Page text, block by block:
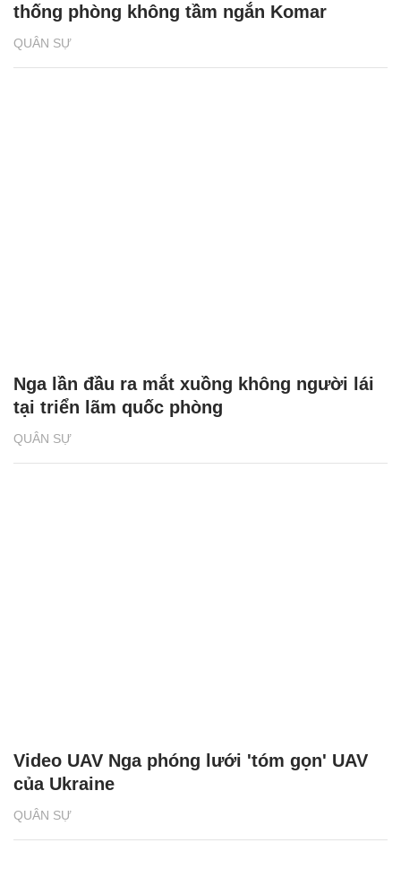
QUÂN SỰ
thống phòng không tầm ngắn Komar
QUÂN SỰ
Nga lần đầu ra mắt xuồng không người lái
tại triển lãm quốc phòng
QUÂN SỰ
Video UAV Nga phóng lưới 'tóm gọn' UAV
của Ukraine